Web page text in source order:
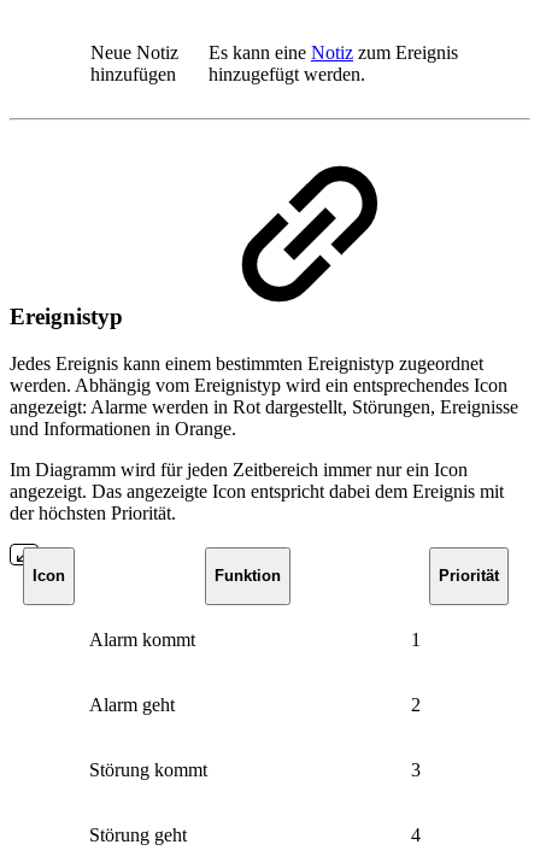
Neue Notiz
hinzufügen
Es kann eine Notiz zum Ereignis
hinzugefügt werden.
Ereignistyp
Jedes Ereignis kann einem bestimmten Ereignistyp zugeordnet
werden. Abhängig vom Ereignistyp wird ein entsprechendes Icon
angezeigt: Alarme werden in Rot dargestellt, Störungen, Ereignisse
und Informationen in Orange.
Im Diagramm wird für jeden Zeitbereich immer nur ein Icon
angezeigt. Das angezeigte Icon entspricht dabei dem Ereignis mit
der höchsten Priorität.
Icon Funktion Priorität
Alarm kommt 1
Alarm geht 2
Störung kommt 3
Störung geht 4